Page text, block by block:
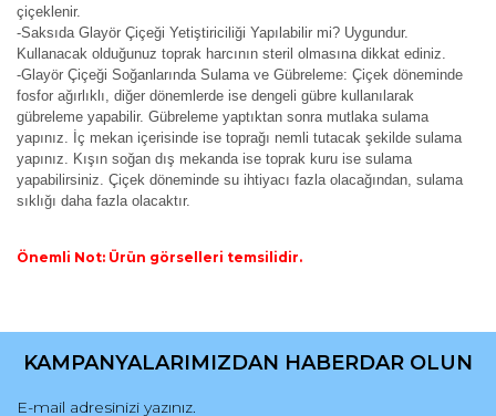
çiçeklenir.
-Saksıda Glayör Çiçeği Yetiştiriciliği Yapılabilir mi? Uygundur.
Kullanacak olduğunuz toprak harcının steril olmasına dikkat ediniz.
-Glayör Çiçeği Soğanlarında Sulama ve Gübreleme: Çiçek döneminde
fosfor ağırlıklı, diğer dönemlerde ise dengeli gübre kullanılarak
gübreleme yapabilir. Gübreleme yaptıktan sonra mutlaka sulama
yapınız. İç mekan içerisinde ise toprağı nemli tutacak şekilde sulama
yapınız. Kışın soğan dış mekanda ise toprak kuru ise sulama
yapabilirsiniz. Çiçek döneminde su ihtiyacı fazla olacağından, sulama
sıklığı daha fazla olacaktır.
Önemli Not: Ürün görselleri temsilidir.
konularda yetersiz gördüğünüz noktaları öneri formunu
Görüş ve önerileriniz için teşekkür ederiz.
KAMPANYALARIMIZDAN HABERDAR OLUN